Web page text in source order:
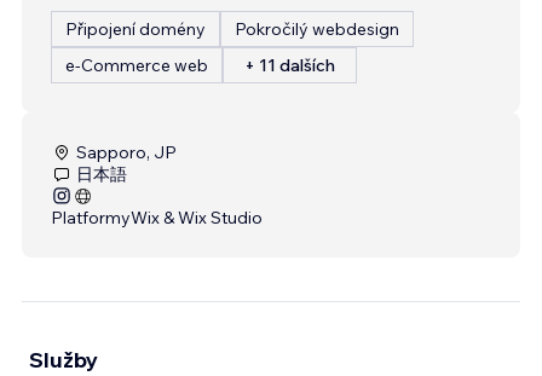
Připojení domény
Pokročilý webdesign
e‑Commerce web
+ 11 dalších
Sapporo, JP
日本語
PlatformyWix & Wix Studio
Služby